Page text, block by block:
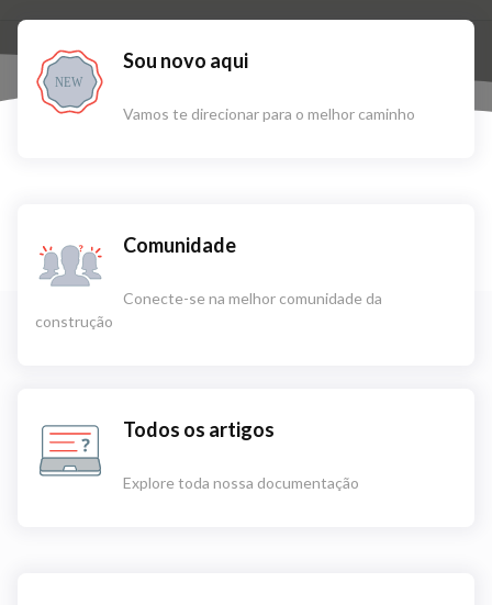
NEW
Sou novo aqui
Vamos te direcionar para o melhor caminho
Comunidade
Conecte-se na melhor comunidade da
construção
Todos os artigos
Explore toda nossa documentação